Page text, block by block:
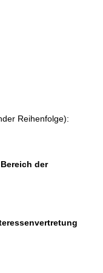
Reihenfolge):
der